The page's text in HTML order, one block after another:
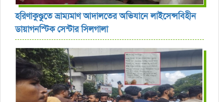
হরিণাকুণ্ডুতে ভ্রাম্যমাণ আদালতের অভিযানে লাইসেন্সবিহীন
ডায়াগনস্টিক সেন্টার সিলগালা